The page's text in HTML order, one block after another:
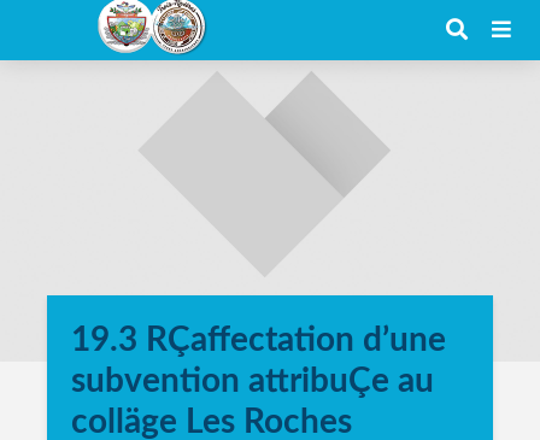
19.3 RÇaffectation d’une
subvention attribuÇe au
colläge Les Roches